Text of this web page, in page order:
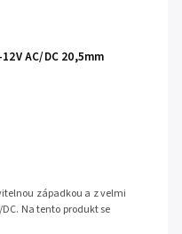
AC/DC 20,5mm
západkou a z velmi
Na tento produkt se